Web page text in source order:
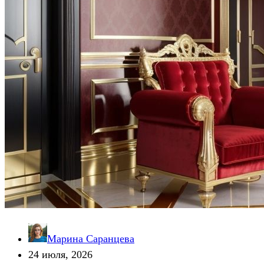
Марина Саранцева
24 июля, 2026